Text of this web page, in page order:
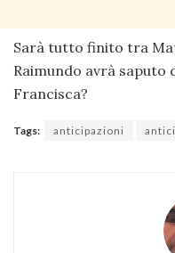
Sarà tutto finito tra
Raimundo avrà
Francisca?
Tags: anticipazioni